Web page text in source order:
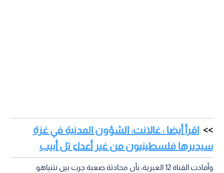
اقرأ أيضا : غالانت: الشؤون المدنية في غزة
سيديرها فلسطينيون من غير أعداء تل أبيب
وأفادت القناة 12 العبرية، بأن محادثة صعبة جرت بين نتنياهو